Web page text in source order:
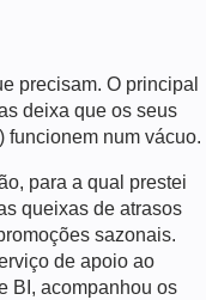
precisam. O principal
deixa que os seus
funcionem num vácuo.
para a qual prestei
queixas de atrasos
sazonais.
de apoio ao
BI, acompanhou os